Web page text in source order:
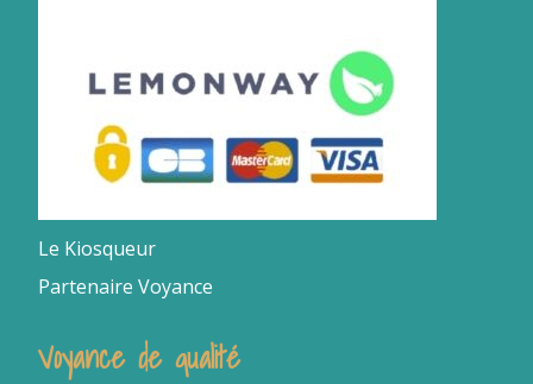
Le Kiosqueur
Partenaire Voyance
Voyance de qualité